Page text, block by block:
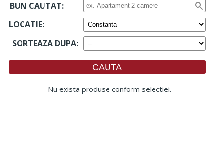
BUN CAUTAT:
LOCATIE:
SORTEAZA DUPA:
Nu exista produse conform selectiei.